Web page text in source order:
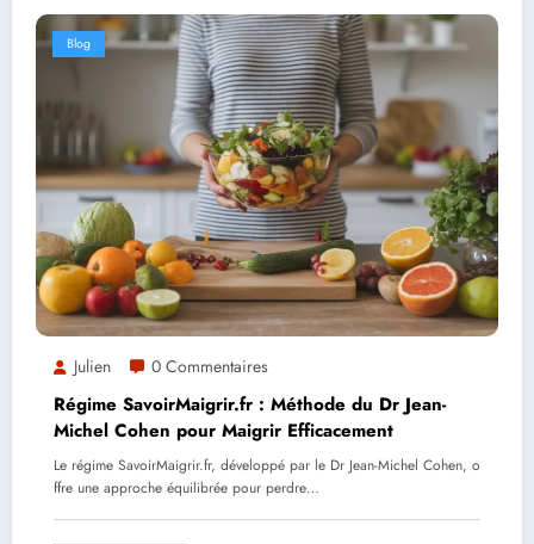
Blog
Julien 0 Commentaires
Régime SavoirMaigrir.fr : Méthode du Dr Jean-
Michel Cohen pour Maigrir Efficacement
Le régime SavoirMaigrir.fr, développé par le Dr Jean-Michel Cohen, o
ffre une approche équilibrée pour perdre…